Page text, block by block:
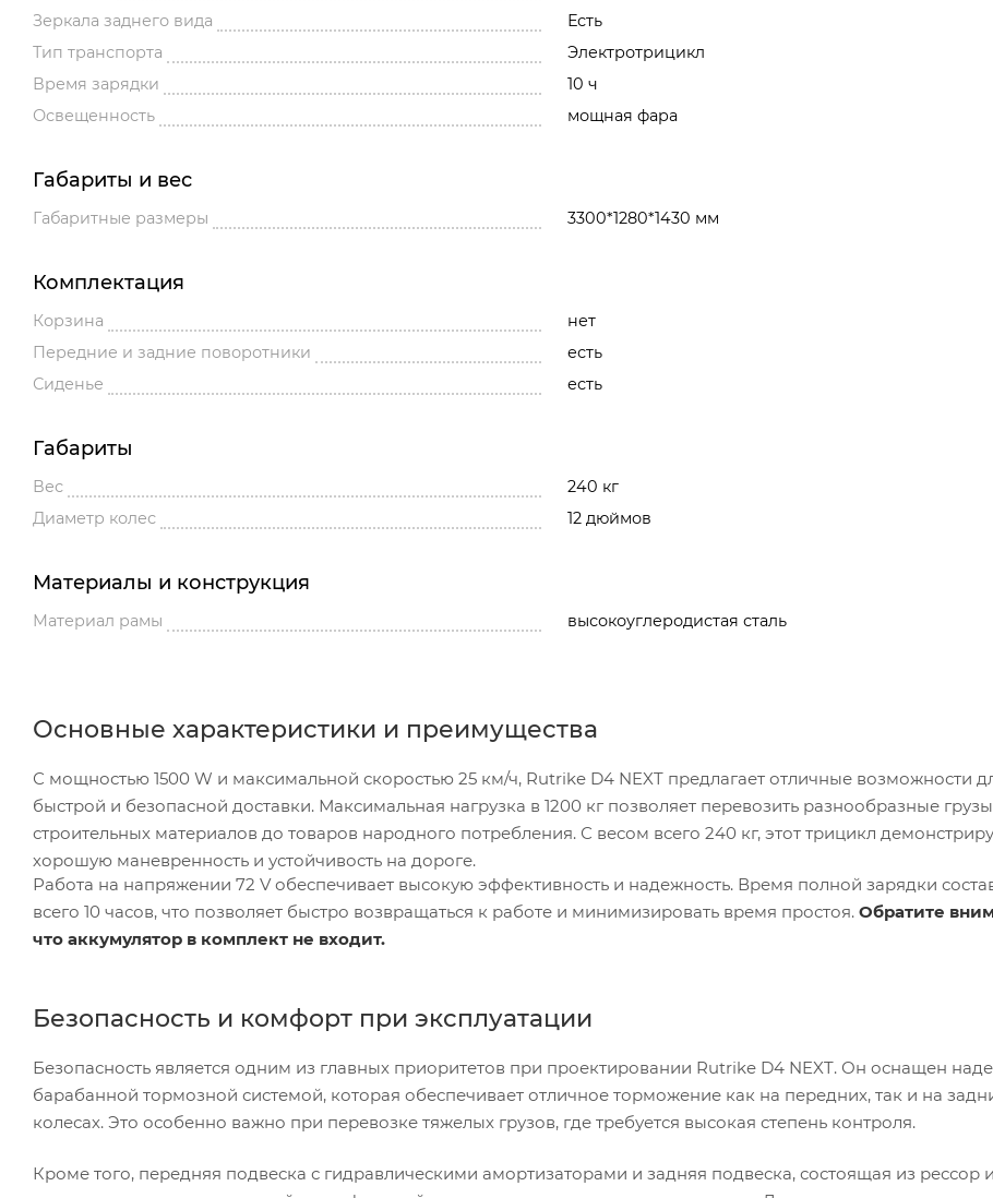
Зеркала заднего вида
Есть
Тип транспорта
Электротрицикл
Время зарядки
10 ч
Освещенность
мощная фара
Габариты и вес
Габаритные размеры 3300*1280*1430 мм
Комплектация
Корзина
нет
Передние и задние поворотники
есть
Сиденье
есть
Габариты
Вес
240 кг
Диаметр колес
12 дюймов
Материалы и конструкция
Материал рамы высокоуглеродистая сталь
Основные характеристики и преимущества
С мощностью 1500 W и максимальной скоростью 25 км/ч, Rutrike D4 NEXT предлагает отличные возможности
быстрой и безопасной доставки. Максимальная нагрузка в 1200 кг позволяет перевозить разнообразные
строительных материалов до товаров народного потребления. С весом всего 240 кг, этот трицикл
хорошую маневренность и устойчивость на дороге.
Работа на напряжении 72 V обеспечивает высокую эффективность и надежность. Время полной зарядки
всего 10 часов, что позволяет быстро возвращаться к работе и минимизировать время простоя. Обратите
что аккумулятор в комплект не входит.
Безопасность и комфорт при эксплуатации
Безопасность является одним из главных приоритетов при проектировании Rutrike D4 NEXT. Он оснащен
барабанной тормозной системой, которая обеспечивает отличное торможение как на передних, так и на
колесах. Это особенно важно при перевозке тяжелых грузов, где требуется высокая степень контроля.
Кроме того, передняя подвеска с гидравлическими амортизаторами и задняя подвеска, состоящая из рессор и